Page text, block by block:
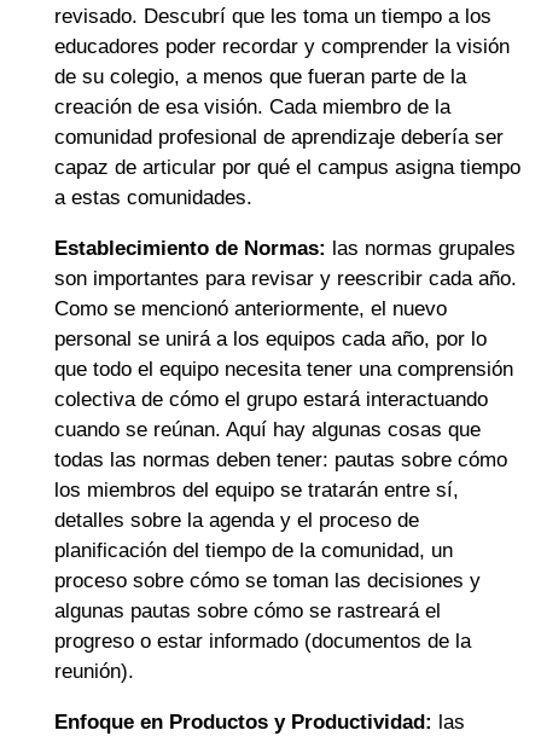
revisado. Descubrí que les toma un tiempo a los
educadores poder recordar y comprender la visión
de su colegio, a menos que fueran parte de la
creación de esa visión. Cada miembro de la
comunidad profesional de aprendizaje debería ser
capaz de articular por qué el campus asigna tiempo
a estas comunidades.
Establecimiento de Normas: las normas grupales
son importantes para revisar y reescribir cada año.
Como se mencionó anteriormente, el nuevo
personal se unirá a los equipos cada año, por lo
que todo el equipo necesita tener una comprensión
colectiva de cómo el grupo estará interactuando
cuando se reúnan. Aquí hay algunas cosas que
todas las normas deben tener: pautas sobre cómo
los miembros del equipo se tratarán entre sí,
detalles sobre la agenda y el proceso de
planificación del tiempo de la comunidad, un
proceso sobre cómo se toman las decisiones y
algunas pautas sobre cómo se rastreará el
progreso o estar informado (documentos de la
reunión).
Enfoque en Productos y Productividad: las